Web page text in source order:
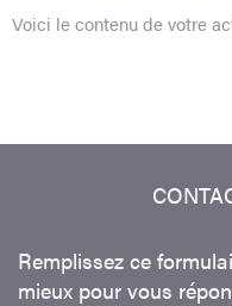
Voici le contenu de votre
Remplissez ce
mieux pour vous